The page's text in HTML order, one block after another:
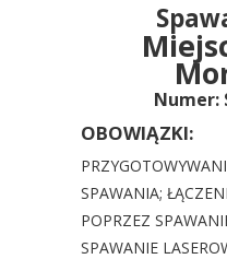
Numer:
OBOWIĄZKI:
SPAWANIA;
POPRZEZ
SPAWANIE